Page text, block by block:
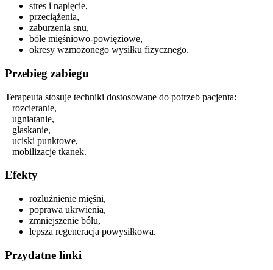
stres i napięcie,
przeciążenia,
zaburzenia snu,
bóle mięśniowo-powięziowe,
okresy wzmożonego wysiłku fizycznego.
Przebieg zabiegu
Terapeuta stosuje techniki dostosowane do potrzeb pacjenta:
– rozcieranie,
– ugniatanie,
– głaskanie,
– uciski punktowe,
– mobilizacje tkanek.
Efekty
rozluźnienie mięśni,
poprawa ukrwienia,
zmniejszenie bólu,
lepsza regeneracja powysiłkowa.
Przydatne linki